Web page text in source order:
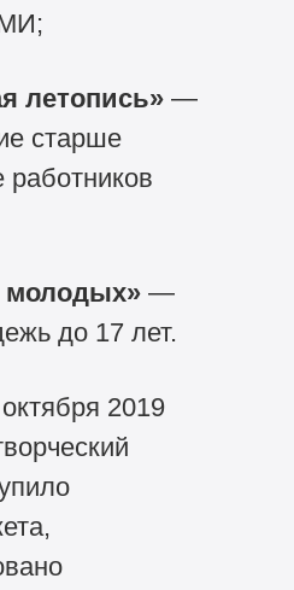
летопись»—
старше
работников
молодых»—
до 17 лет.
2019